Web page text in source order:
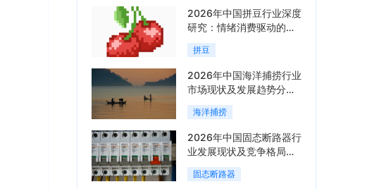
2026年中国拼豆行业深度
研究：情绪消费驱动的新
兴手工赛道「图」
拼豆
2026年中国海洋捕捞行业
市场现状及发展趋势分
析：科技赋能与智能化转
型加速「图」
海洋捕捞
2026年中国固态断路器行
业发展现状及竞争格局分
析：国际巨头领跑技术，
国内企业加速追赶「图」
固态断路器